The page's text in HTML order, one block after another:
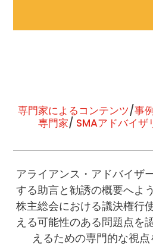
専門家によるコンテンツ/事
専門家/ SMAアドバイザ
アライアンス・アドバイザ
する助言と勧誘の概要へよ
株主総会における議決権行
える可能性のある問題点を
えるための専門的な視点